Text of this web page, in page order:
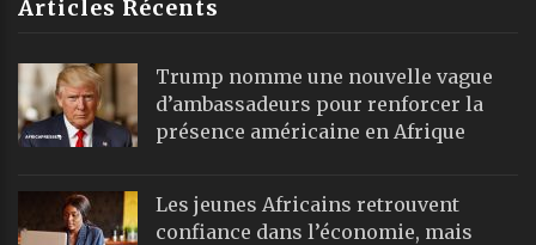
Articles Récents
Trump nomme une nouvelle vague
d’ambassadeurs pour renforcer la
présence américaine en Afrique
Les jeunes Africains retrouvent
confiance dans l’économie, mais